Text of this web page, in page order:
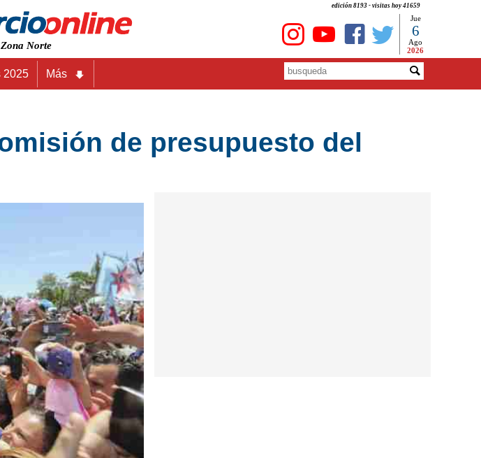
edición 8193 - visitas hoy 41659
Norte
Jue
6
Ago
2026
2025 Más
de presupuesto del